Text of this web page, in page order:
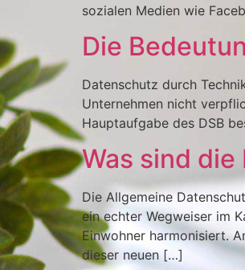
sozialen Medien wie
Die
Datenschutz durch
Unternehmen nicht
Hauptaufgabe des DSB
Was sind
Die Allgemeine
ein echter Wegweiser im
Einwohner harmonisiert.
dieser neuen […]